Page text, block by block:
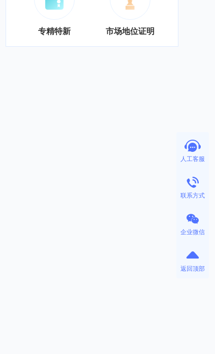
专精特新 市场地位证明
人工客服
联系方式
企业微信
返回顶部